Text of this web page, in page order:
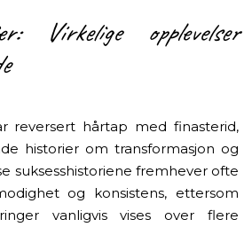
Virkelige opplevelser
reversert hårtap med finasterid,
historier om transformasjon og
suksesshistoriene fremhever ofte
og konsistens, ettersom
vanligvis vises over flere